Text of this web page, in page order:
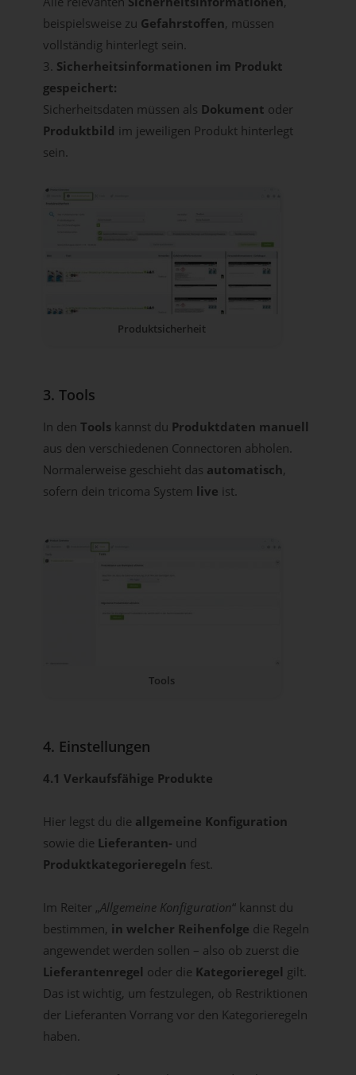
beispielsweise zu Gefahrstoffen, müssen
vollständig hinterlegt sein.
Sicherheitsinformationen im Produkt
gespeichert:
Sicherheitsdaten müssen als Dokument oder
Produktbild im jeweiligen Produkt hinterlegt
sein.
Produktsicherheit
3. Tools
In den Tools kannst du Produktdaten manuell
aus den verschiedenen Connectoren abholen.
Normalerweise geschieht das automatisch,
sofern dein tricoma System live ist.
Tools
4. Einstellungen
4.1 Verkaufsfähige Produkte
Hier legst du die allgemeine Konfiguration
sowie die Lieferanten- und
Produktkategorieregeln fest.
Im Reiter „Allgemeine Konfiguration“ kannst du
bestimmen, in welcher Reihenfolge die Regeln
angewendet werden sollen – also ob zuerst die
Lieferantenregel oder die Kategorieregel gilt.
Das ist wichtig, um festzulegen, ob Restriktionen
der Lieferanten Vorrang vor den Kategorieregeln
haben.